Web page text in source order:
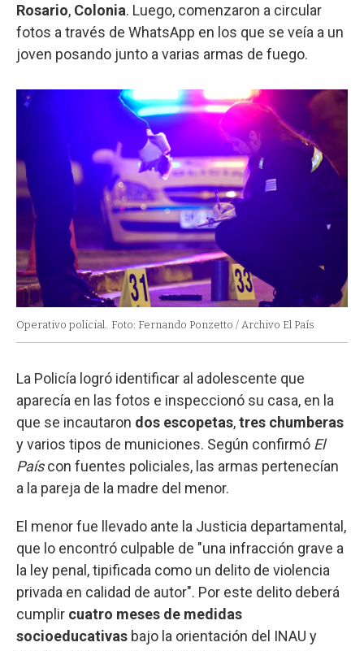
Rosario, Colonia. Luego, comenzaron a circular
fotos a través de WhatsApp en los que se veía a un
joven posando junto a varias armas de fuego.
Operativo policial. Foto: Fernando Ponzetto / Archivo El País
La Policía logró identificar al adolescente que
aparecía en las fotos e inspeccionó su casa, en la
que se incautaron dos escopetas,tres chumberas
y varios tipos de municiones. Según confirmó El
Paíscon fuentes policiales, las armas pertenecían
a la pareja de la madre del menor.
El menor fue llevado ante la Justicia departamental,
que lo encontró culpable de "una infracción grave a
la ley penal, tipificada como un delito de violencia
privada en calidad de autor". Por este delito deberá
cumplir cuatro meses de medidas
socioeducativas bajo la orientación del INAU y